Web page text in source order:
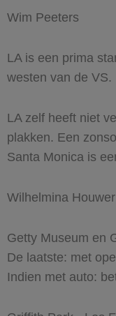
Wim Peeters
LA is een prima
westen van de VS.
LA zelf heeft niet
plakken. Een
Santa Monica is
Wilhelmina Houwer
Getty Museum en
De laatste: met
Indien met auto: